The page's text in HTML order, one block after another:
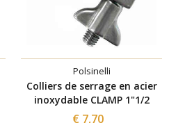
Polsinelli
Colliers de serrage en acier
inoxydable CLAMP 1"1/2
€ 7,70